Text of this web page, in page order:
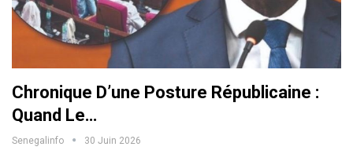
Chronique D’une Posture Républicaine :
Quand Le…
Senegalinfo 30 Juin 2026